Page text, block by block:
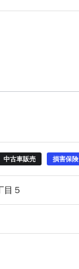
中古車販売 損害保険
目５